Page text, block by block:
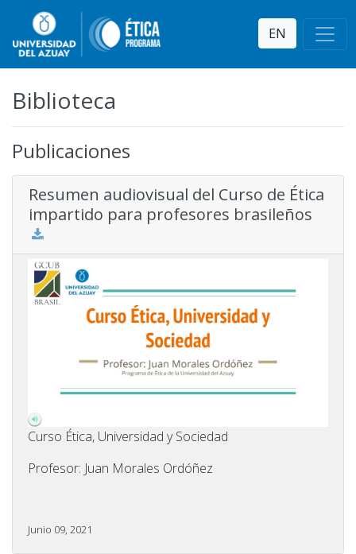
EN
Biblioteca
Publicaciones
Resumen audiovisual del Curso de Ética
impartido para profesores brasileños
Curso Ética, Universidad y Sociedad
Profesor: Juan Morales Ordóñez
Junio 09, 2021